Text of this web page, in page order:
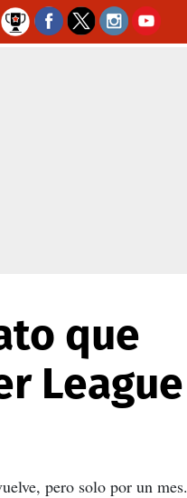
que
League
pero solo por un mes.